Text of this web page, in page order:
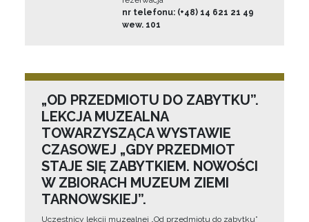
nr telefonu: (+48) 14 621 21 49
wew. 101
„OD PRZEDMIOTU DO ZABYTKU”.
LEKCJA MUZEALNA
TOWARZYSZĄCA WYSTAWIE
CZASOWEJ „GDY PRZEDMIOT
STAJE SIĘ ZABYTKIEM. NOWOŚCI
W ZBIORACH MUZEUM ZIEMI
TARNOWSKIEJ”.
Uczestnicy lekcji muzealnej „Od przedmiotu do zabytku”